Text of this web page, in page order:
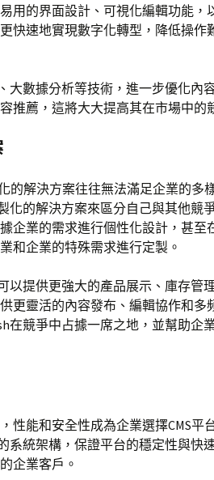
用的界面設計、可視化編輯功能，
快速地實現數字化轉型，降低操作
大數據分析等技術，進一步優化內
推薦，這將大大提高其在市場中的
的解決方案往往無法滿足企業的多
化的解決方案來區分自己與其他競
企業的需求進行個性化設計，甚至
和企業的特殊需求進行定製。
以提供更強大的產品展示、庫存管
更靈活的內容發布、編輯協作和多
在競爭中占據一席之地，並幫助企
性能和安全性成為企業選擇CMS平
系統架構，保證平台的穩定性與快
企業客戶。